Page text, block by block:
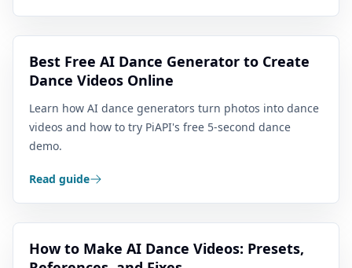
Best Free AI Dance Generator to Create
Dance Videos Online
Learn how AI dance generators turn photos into dance
videos and how to try PiAPI's free 5-second dance
demo.
Read guide
How to Make AI Dance Videos: Presets,